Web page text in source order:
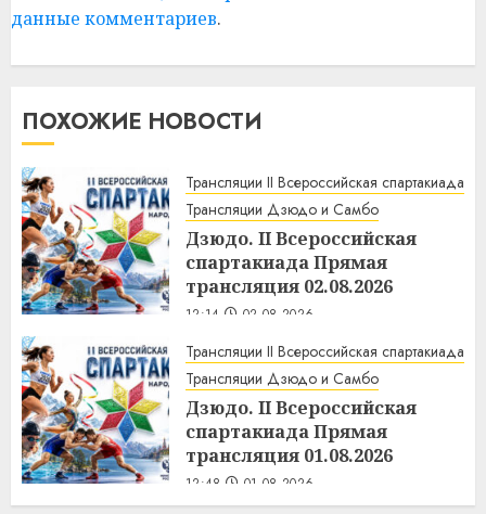
данные комментариев.
ПОХОЖИЕ НОВОСТИ
Трансляции II Всероссийская спартакиада
Трансляции Дзюдо и Самбо
Дзюдо. II Всероссийская
спартакиада Прямая
трансляция 02.08.2026
12:14 02.08.2026
Трансляции II Всероссийская спартакиада
Трансляции Дзюдо и Самбо
Дзюдо. II Всероссийская
спартакиада Прямая
трансляция 01.08.2026
12:48 01.08.2026